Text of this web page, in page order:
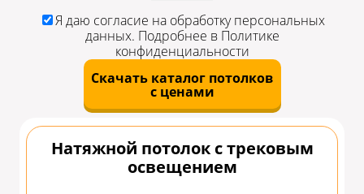
Я даю согласие на обработку персональных
данных. Подробнее в Политике
конфиденциальности
Скачать каталог потолков
с ценами
Натяжной потолок с трековым
освещением